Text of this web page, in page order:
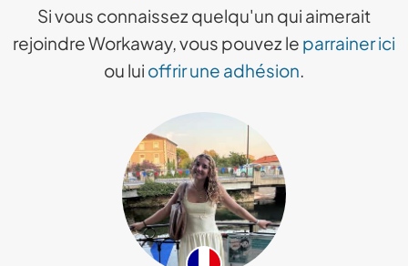
Si vous connaissez quelqu'un qui aimerait
rejoindre Workaway, vous pouvez le parrainer ici
ou lui offrir une adhésion